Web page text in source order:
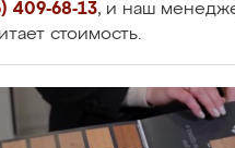
409-68-13, и наш
стоимость.